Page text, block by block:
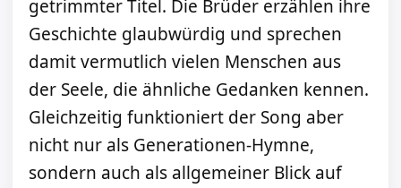
getrimmter Titel. Die Brüder erzählen ihre
Geschichte glaubwürdig und sprechen
damit vermutlich vielen Menschen aus
der Seele, die ähnliche Gedanken kennen.
Gleichzeitig funktioniert der Song aber
nicht nur als Generationen-Hymne,
sondern auch als allgemeiner Blick auf